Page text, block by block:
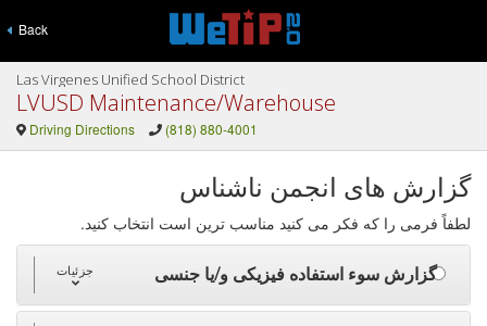
Back
Las Virgenes Unified School District
LVUSD Maintenance/Warehouse
Driving Directions (818) 880-4001
گزارش های انجمن ناشناس
لطفاً فرمی را که فکر می کنید مناسب ترین است انتخاب کنید.
گزارش سوء استفاده فیزیکی و/یا جنسی جزئیات